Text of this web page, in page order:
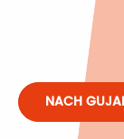
NACH